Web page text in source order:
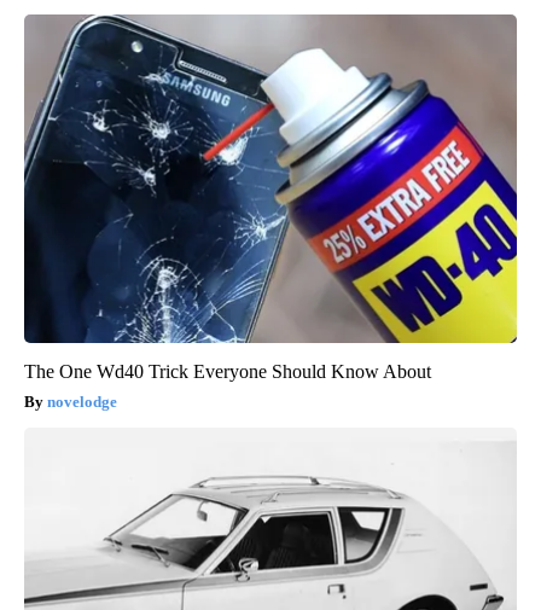
The One Wd40 Trick Everyone Should Know About
novelodge